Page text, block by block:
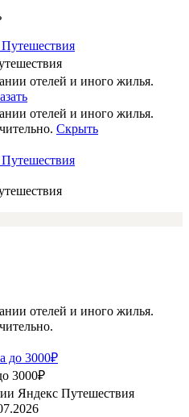
отелей и иного жилья.
отелей и иного жилья.
Скрыть
отелей и иного жилья.
3000₽
Яндекс Путешествия